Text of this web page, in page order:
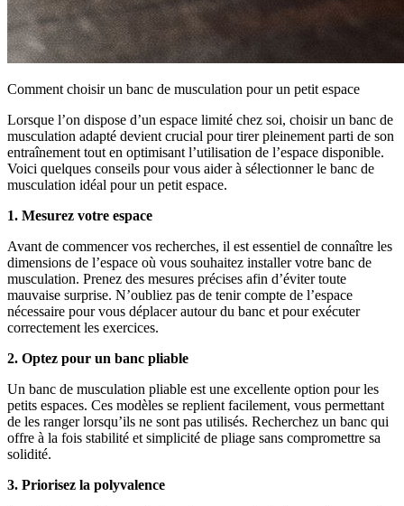
Comment choisir un banc de musculation pour un petit espace
Lorsque l’on dispose d’un espace limité chez soi, choisir un banc de
musculation adapté devient crucial pour tirer pleinement parti de son
entraînement tout en optimisant l’utilisation de l’espace disponible.
Voici quelques conseils pour vous aider à sélectionner le banc de
musculation idéal pour un petit espace.
1. Mesurez votre espace
Avant de commencer vos recherches, il est essentiel de connaître les
dimensions de l’espace où vous souhaitez installer votre banc de
musculation. Prenez des mesures précises afin d’éviter toute
mauvaise surprise. N’oubliez pas de tenir compte de l’espace
nécessaire pour vous déplacer autour du banc et pour exécuter
correctement les exercices.
2. Optez pour un banc pliable
Un banc de musculation pliable est une excellente option pour les
petits espaces. Ces modèles se replient facilement, vous permettant
de les ranger lorsqu’ils ne sont pas utilisés. Recherchez un banc qui
offre à la fois stabilité et simplicité de pliage sans compromettre sa
solidité.
3. Priorisez la polyvalence